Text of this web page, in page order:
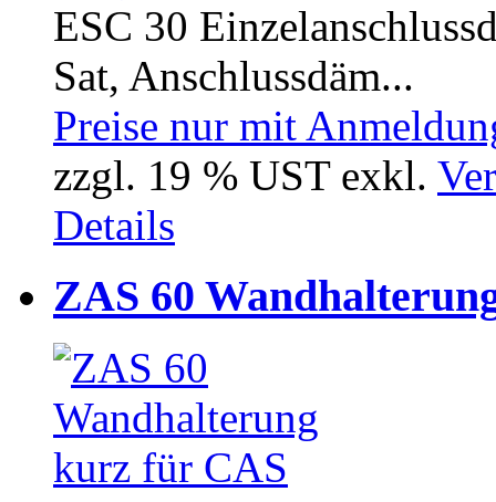
ESC 30
Sat, Anschlussdäm...
Preise nur mit
zzgl. 19 % UST exkl.
Details
ZAS 60